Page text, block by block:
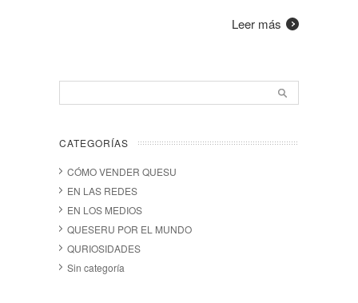
Leer más
CATEGORÍAS
CÓMO VENDER QUESU
EN LAS REDES
EN LOS MEDIOS
QUESERU POR EL MUNDO
QURIOSIDADES
Sin categoría